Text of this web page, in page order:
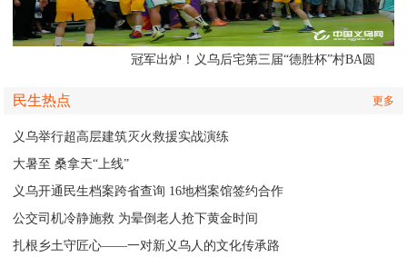
冠军出炉！义乌后宅第三届“德胜杯”村BA圆
民生热点 更多
义乌举行超高层建筑灭火救援实战演练
大暑至 桑拿天“上线”
义乌开通民生档案跨省查询 16地档案馆签约合作
公交司机冷静施救 为晕倒老人抢下黄金时间
扎根乡土守匠心——一对新义乌人的文化传承路